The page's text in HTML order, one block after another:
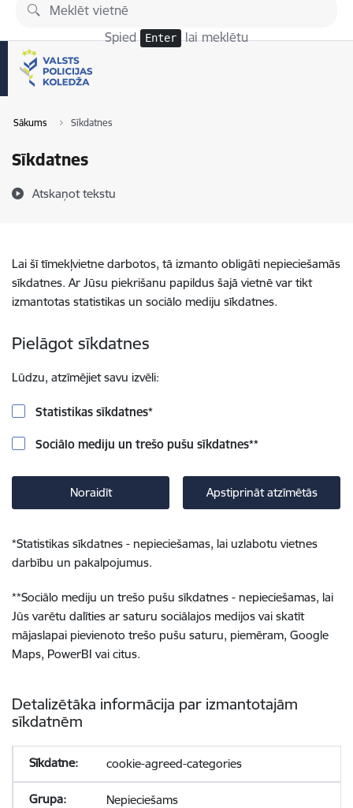
Pāriet uz lapas saturu
Spied Enter lai meklētu
Sākums Sīkdatnes
Sīkdatnes
Atskaņot tekstu
Lai šī tīmekļvietne darbotos, tā izmanto obligāti nepieciešamās
sīkdatnes. Ar Jūsu piekrišanu papildus šajā vietnē var tikt
izmantotas statistikas un sociālo mediju sīkdatnes.
Pielāgot sīkdatnes
Lūdzu, atzīmējiet savu izvēli:
Statistikas sīkdatnes*
Sociālo mediju un trešo pušu sīkdatnes**
Noraidīt Apstiprināt atzīmētās
*Statistikas sīkdatnes - nepieciešamas, lai uzlabotu vietnes
darbību un pakalpojumus.
**Sociālo mediju un trešo pušu sīkdatnes - nepieciešamas, lai
Jūs varētu dalīties ar saturu sociālajos medijos vai skatīt
mājaslapai pievienoto trešo pušu saturu, piemēram, Google
Maps, PowerBI vai citus.
Detalizētāka informācija par izmantotajām
sīkdatnēm
cookie-agreed-categories
Nepieciešams